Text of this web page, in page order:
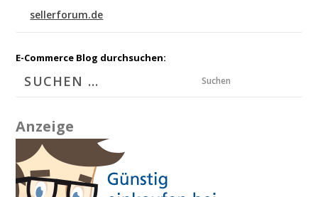
sellerforum.de
E-Commerce Blog durchsuchen:
Suchen
Anzeige